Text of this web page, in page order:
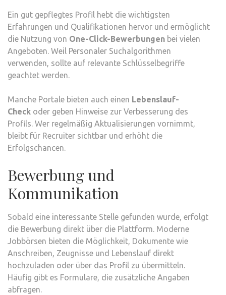
Ein gut gepflegtes Profil hebt die wichtigsten
Erfahrungen und Qualifikationen hervor und ermöglicht
die Nutzung von One-Click-Bewerbungen bei vielen
Angeboten. Weil Personaler Suchalgorithmen
verwenden, sollte auf relevante Schlüsselbegriffe
geachtet werden.
Manche Portale bieten auch einen Lebenslauf-
Check oder geben Hinweise zur Verbesserung des
Profils. Wer regelmäßig Aktualisierungen vornimmt,
bleibt für Recruiter sichtbar und erhöht die
Erfolgschancen.
Bewerbung und
Kommunikation
Sobald eine interessante Stelle gefunden wurde, erfolgt
die Bewerbung direkt über die Plattform. Moderne
Jobbörsen bieten die Möglichkeit, Dokumente wie
Anschreiben, Zeugnisse und Lebenslauf direkt
hochzuladen oder über das Profil zu übermitteln.
Häufig gibt es Formulare, die zusätzliche Angaben
abfragen.